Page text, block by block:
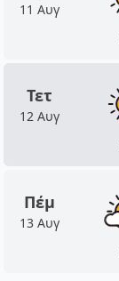
11 Αυγ
Τετ
12 Αυγ
Πέμ
13 Αυγ